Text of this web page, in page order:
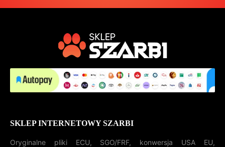
SKLEP INTERNETOWY SZARBI
Oryginalne pliki ECU, SGO/FRF, konwersja USA EU,